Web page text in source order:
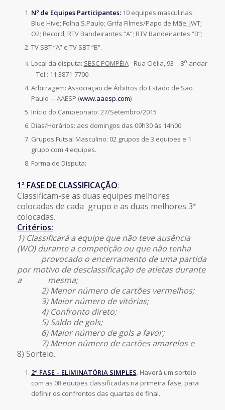
Nº de Equipes Participantes: 10 equipes masculinas:
Blue Hive; Folha S.Paulo; Grifa Filmes/Papo de Mãe; JWT;
O2; Record; RTV Bandeirantes “A”; RTV Bandeirantes “B”;
TV SBT “A” e TV SBT “B”.
Local da disputa: SESC POMPÉIA– Rua Clélia, 93 – 8o andar
– Tel.: 11 3871-7700
Arbitragem: Associação de Árbitros do Estado de São
Paulo – AAESP (www.aaesp.com)
Início do Campeonato: 27/Setembro/2015
Dias/Horários: aos domingos das 09h30 às 14h00
Grupos Futsal Masculino: 02 grupos de 3 equipes e 1
grupo com 4 equipes.
Forma de Disputa:
1ª FASE DE CLASSIFICAÇÃO:
Classificam-se as duas equipes melhores
colocadas de cada grupo e as duas melhores 3ª
colocadas.
Critérios:
1) Classificará a equipe que não teve ausência
(WO) durante a competição ou que não tenha
provocado o encerramento de uma partida
por motivo de desclassificação de atletas durante
a mesma;
2) Menor número de cartões vermelhos;
3) Maior número de vitórias;
4) Confronto direto;
5) Saldo de gols;
6) Maior número de gols a favor;
7) Menor número de cartões amarelos e
8) Sorteio.
2ª FASE – ELIMINATÓRIA SIMPLES. Haverá um sorteio
com as 08 equipes classificadas na primeira fase, para
definir os confrontos das quartas de final.